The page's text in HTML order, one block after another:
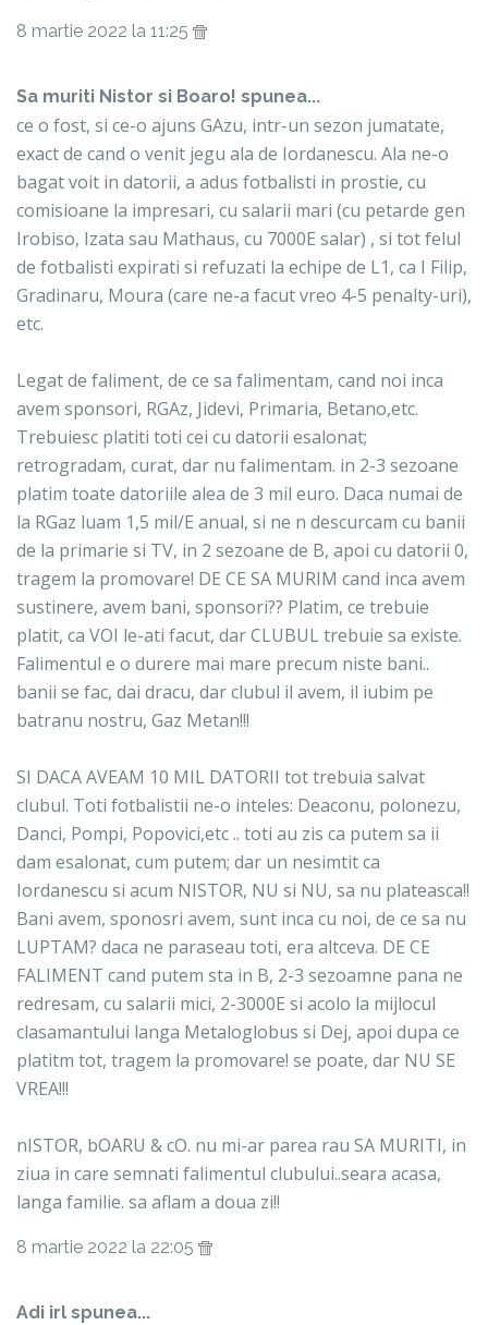
8 martie 2022 la 11:25
Sa muriti Nistor si Boaro! spunea...
ce o fost, si ce-o ajuns GAzu, intr-un sezon jumatate,
exact de cand o venit jegu ala de Iordanescu. Ala ne-o
bagat voit in datorii, a adus fotbalisti in prostie, cu
comisioane la impresari, cu salarii mari (cu petarde gen
Irobiso, Izata sau Mathaus, cu 7000E salar) , si tot felul
de fotbalisti expirati si refuzati la echipe de L1, ca I Filip,
Gradinaru, Moura (care ne-a facut vreo 4-5 penalty-uri),
etc.
Legat de faliment, de ce sa falimentam, cand noi inca
avem sponsori, RGAz, Jidevi, Primaria, Betano,etc.
Trebuiesc platiti toti cei cu datorii esalonat;
retrogradam, curat, dar nu falimentam. in 2-3 sezoane
platim toate datoriile alea de 3 mil euro. Daca numai de
la RGaz luam 1,5 mil/E anual, si ne n descurcam cu banii
de la primarie si TV, in 2 sezoane de B, apoi cu datorii 0,
tragem la promovare! DE CE SA MURIM cand inca avem
sustinere, avem bani, sponsori?? Platim, ce trebuie
platit, ca VOI le-ati facut, dar CLUBUL trebuie sa existe.
Falimentul e o durere mai mare precum niste bani..
banii se fac, dai dracu, dar clubul il avem, il iubim pe
batranu nostru, Gaz Metan!!!
SI DACA AVEAM 10 MIL DATORII tot trebuia salvat
clubul. Toti fotbalistii ne-o inteles: Deaconu, polonezu,
Danci, Pompi, Popovici,etc .. toti au zis ca putem sa ii
dam esalonat, cum putem; dar un nesimtit ca
Iordanescu si acum NISTOR, NU si NU, sa nu plateasca!!
Bani avem, sponosri avem, sunt inca cu noi, de ce sa nu
LUPTAM? daca ne paraseau toti, era altceva. DE CE
FALIMENT cand putem sta in B, 2-3 sezoamne pana ne
redresam, cu salarii mici, 2-3000E si acolo la mijlocul
clasamantului langa Metaloglobus si Dej, apoi dupa ce
platitm tot, tragem la promovare! se poate, dar NU SE
VREA!!!
nISTOR, bOARU & cO. nu mi-ar parea rau SA MURITI, in
ziua in care semnati falimentul clubului..seara acasa,
langa familie. sa aflam a doua zi!!
8 martie 2022 la 22:05
Adi irl spunea...